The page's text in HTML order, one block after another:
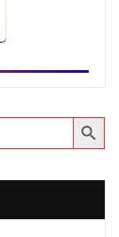
Search Button